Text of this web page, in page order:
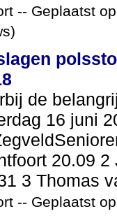
-- Geplaatst
de
16 juni
20.09
3 Thomas
-- Geplaatst